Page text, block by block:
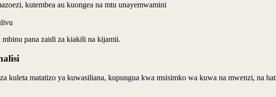
kutembea au kuongea na mtu unayemwamini
pana zaidi za kiakili na kijamii.
kuleta matatizo ya kuwasiliana, kupungua kwa msisimko wa kuwa na mwenzi, na